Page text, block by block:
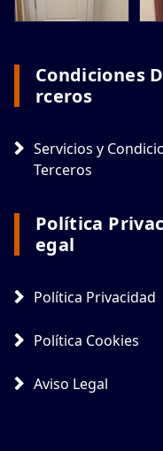
Condiciones
Rceros
Servicios y
Terceros
Política
Egal
Política Privacidad
Política Cookies
Aviso Legal